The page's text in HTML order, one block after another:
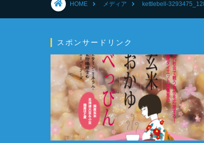
HOME メディア kettlebell-
スポンサードリンク